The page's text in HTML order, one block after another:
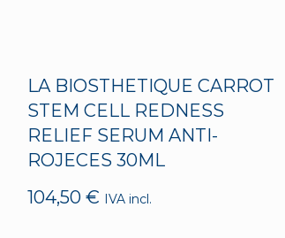
LA BIOSTHETIQUE CARROT
STEM CELL REDNESS
RELIEF SERUM ANTI-
ROJECES 30ML
104,50€ IVA incl.